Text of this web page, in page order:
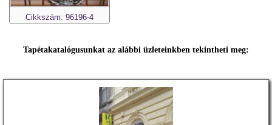
Cikkszám: 96196-4
Tapétakatalógusunkat az alábbi üzleteinkben tekintheti meg: